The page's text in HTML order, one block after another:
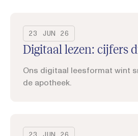
23 JUN 26
Digitaal lezen: cijfers
Ons digitaal leesformat wint
de apotheek.